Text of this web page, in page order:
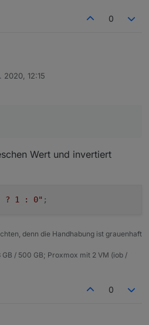
0
um mein "Problem" zu
Zustand nicht mit true / false
erstellt';
// oder 'number'
2020, 12:15
Wert und invertiert
? 1 : 0" ;
denn die Handhabung ist grauenhaft
/ 500 GB; Proxmox mit 2 VM (iob /
0